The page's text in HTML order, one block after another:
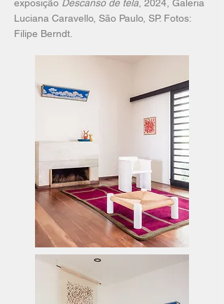
exposição Descanso de tela , 2024, Galeria
Luciana Caravello, São Paulo, SP. Fotos:
Filipe Berndt.